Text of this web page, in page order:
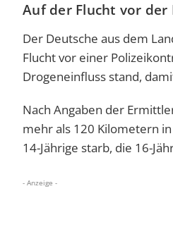
Auf der Flucht vor der
Der Deutsche aus dem
Flucht vor einer
Drogeneinfluss stand,
Nach Angaben der
mehr als 120 Kilometern
14-Jährige starb, die 16-
- Anzeige -